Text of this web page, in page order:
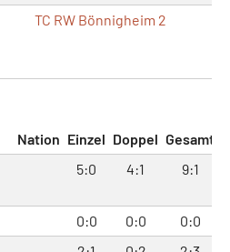
TC RW Bönnigheim 2
Nation Einzel Doppel Gesamt
5:0 4:1 9:1
0:0 0:0
0:0